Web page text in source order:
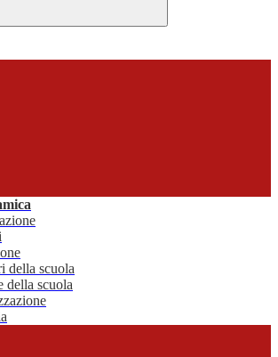
della scuola
della scuola